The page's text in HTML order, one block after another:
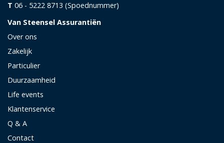
T 06 - 5222 8713 (Spoednummer)
Van Steensel Assurantiën
Over ons
Zakelijk
Particulier
Duurzaamheid
Life events
Klantenservice
Q & A
Contact